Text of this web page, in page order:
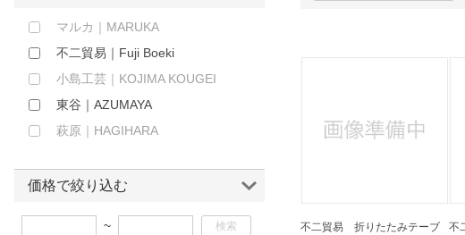
お知らせ
不二貿易 折りたたみテーブ
不
マルカ｜MARUKA
不二貿易｜Fuji Boeki
小島工芸｜KOJIMA KOUGEI
東谷｜AZUMAYA
萩原｜HAGIHARA
価格で絞り込む
~